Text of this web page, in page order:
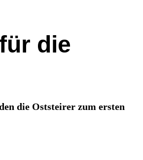
die
die Oststeirer zum ersten